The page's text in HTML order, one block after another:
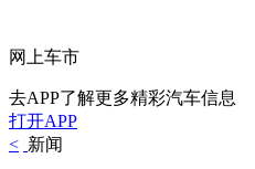
网上车市
去APP了解更多精彩汽车信息
打开APP
< 新闻